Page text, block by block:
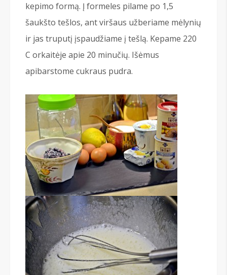
kepimo formą. Į formeles pilame po 1,5
šaukšto tešlos, ant viršaus užberiame mėlynių
ir jas truputį įspaudžiame į tešlą. Kepame 220
C orkaitėje apie 20 minučių. Išėmus
apibarstome cukraus pudra.